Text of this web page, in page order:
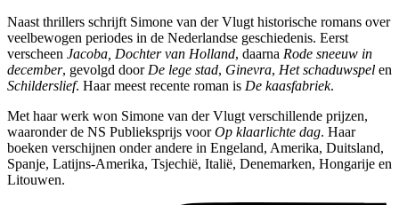
Naast thrillers schrijft Simone van der Vlugt historische romans over
veelbewogen periodes in de Nederlandse geschiedenis. Eerst
verscheen Jacoba, Dochter van Holland, daarna Rode sneeuw in
december, gevolgd door De lege stad, Ginevra, Het schaduwspel en
Schilderslief. Haar meest recente roman is De kaasfabriek.
Met haar werk won Simone van der Vlugt verschillende prijzen,
waaronder de NS Publieksprijs voorOp klaarlichte dag. Haar
boeken verschijnen onder andere in Engeland, Amerika, Duitsland,
Spanje, Latijns-Amerika, Tsjechië, Italië, Denemarken, Hongarije en
Litouwen.